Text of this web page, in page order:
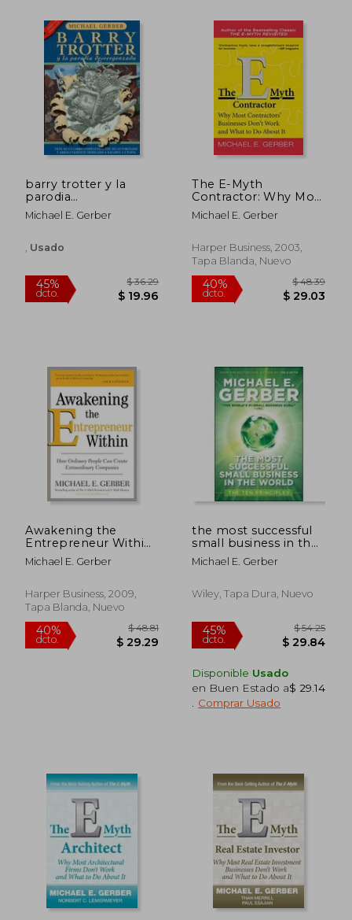
barry trotter y la
parodia
desvergonzada
Michael E. Gerber
Usado
45%
dcto.
$ 36.29
The E-Myth
Contractor: Why Most
Contractors'
Businesses Don't
About it (en Inglés)
Michael E. Gerber
Harper Business, 2003,
Tapa Blanda, Nuevo
40%
dcto.
Awakening the
Entrepreneur Within:
How Ordinary People
can Create
Companies (en
Inglés)
Michael E. Gerber
Harper Business, 2009,
Tapa Blanda, Nuevo
the most successful
small business in the
world,the ten
principles (en Inglés)
Michael E. Gerber
Wiley, Tapa Dura, Nuevo
Disponible Usado
en Buen Estado a$ 29.14
Comprar Usado